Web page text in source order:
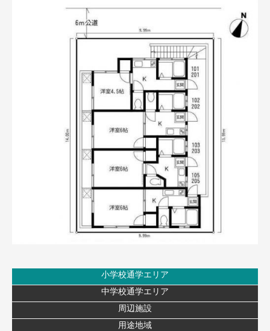
小学校通学エリア
中学校通学エリア
周辺施設
用途地域
下赤塚小学校
赤塚新町小学校